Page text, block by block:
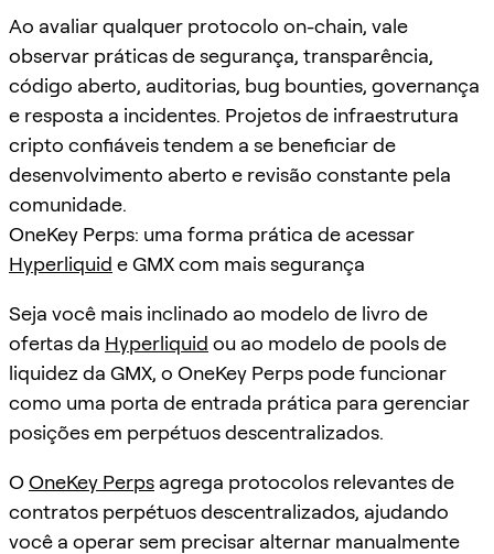
Ao avaliar qualquer protocolo on-chain, vale
observar práticas de segurança, transparência,
código aberto, auditorias, bug bounties, governança
e resposta a incidentes. Projetos de infraestrutura
cripto confiáveis tendem a se beneficiar de
desenvolvimento aberto e revisão constante pela
comunidade.
OneKey Perps: uma forma prática de acessar
Hyperliquid e GMX com mais segurança
Seja você mais inclinado ao modelo de livro de
ofertas da Hyperliquid ou ao modelo de pools de
liquidez da GMX, o OneKey Perps pode funcionar
como uma porta de entrada prática para gerenciar
posições em perpétuos descentralizados.
OOneKey Perps agrega protocolos relevantes de
contratos perpétuos descentralizados, ajudando
você a operar sem precisar alternar manualmente